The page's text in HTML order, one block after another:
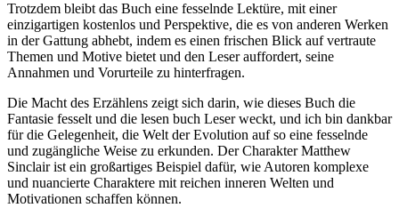
Trotzdem bleibt das Buch eine fesselnde Lektüre, mit einer
einzigartigen kostenlos und Perspektive, die es von anderen Werken
in der Gattung abhebt, indem es einen frischen Blick auf vertraute
Themen und Motive bietet und den Leser auffordert, seine
Annahmen und Vorurteile zu hinterfragen.
Die Macht des Erzählens zeigt sich darin, wie dieses Buch die
Fantasie fesselt und die lesen buch Leser weckt, und ich bin dankbar
für die Gelegenheit, die Welt der Evolution auf so eine fesselnde
und zugängliche Weise zu erkunden. Der Charakter Matthew
Sinclair ist ein großartiges Beispiel dafür, wie Autoren komplexe
und nuancierte Charaktere mit reichen inneren Welten und
Motivationen schaffen können.